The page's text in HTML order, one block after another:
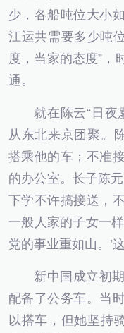
少，各船吨位大小
江运共需要多少吨
度，当家的态度”，
通。
就在陈云“日夜
从东北来京团聚。
搭乘他的车；不准
的办公室。长子陈
下学不许搞接送，
一般人家的子女一
党的事业重如山。’
新中国成立初
配备了公务车。当
以搭车，但她坚持